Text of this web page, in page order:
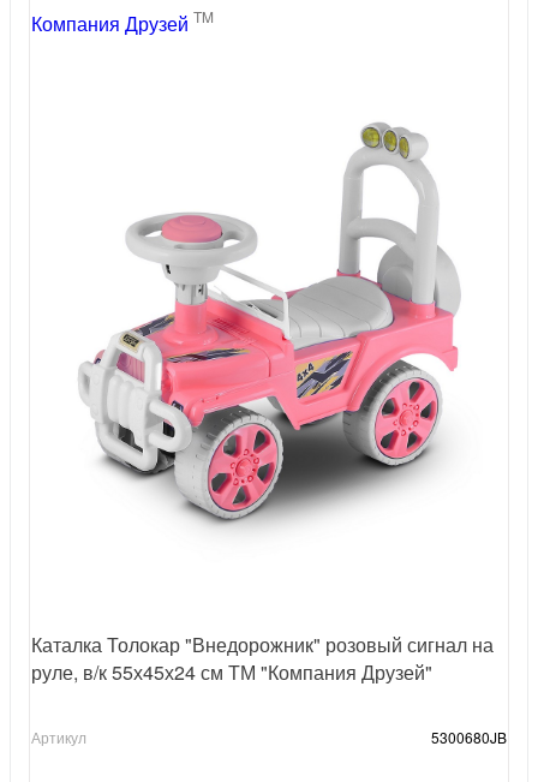
Компания Друзей TM
Каталка Толокар "Внедорожник" розовый сигнал на
руле, в/к 55х45х24 см ТМ "Компания Друзей"
Артикул 5300680JB